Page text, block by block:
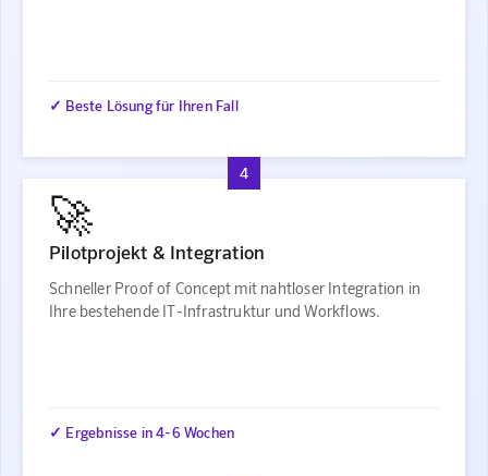
✓ Beste Lösung für Ihren Fall
4
🚀
Pilotprojekt & Integration
Schneller Proof of Concept mit nahtloser Integration in
Ihre bestehende IT-Infrastruktur und Workflows.
✓ Ergebnisse in 4-6 Wochen